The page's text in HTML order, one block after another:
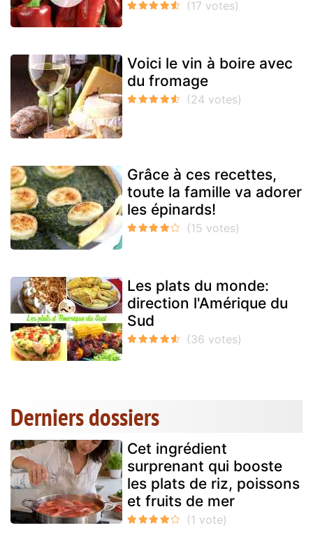
Voici le vin à boire avec
du fromage
Grâce à ces recettes,
toute la famille va adorer
les épinards!
Les plats du monde:
direction l'Amérique du
Sud
Derniers dossiers
Cet ingrédient
surprenant qui booste
les plats de riz, poissons
et fruits de mer